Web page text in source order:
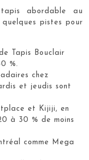
abordable au
pistes pour
Tapis Bouclair
%.
chez
et jeudis sont
et Kijiji, en
à 30 % de moins
comme Mega